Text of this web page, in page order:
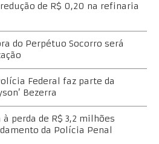
de R$ 0,20 na refinaria
do Perpétuo Socorro será
Federal faz parte da
Bezerra
à perda de R$ 3,2 milhões
da Polícia Penal